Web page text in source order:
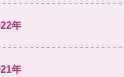
年
年